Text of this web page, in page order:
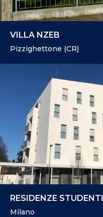
VILLA NZEB
Pizzighettone (CR)
RESIDENZE STUDENTI
Milano